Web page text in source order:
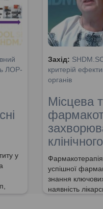
ЛОР-
у
Захід:
критерій
органів
Місцева
успішної
знання
наявність